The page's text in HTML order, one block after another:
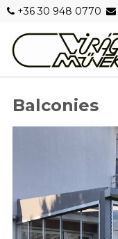
+36 30 948 0770
Balconies